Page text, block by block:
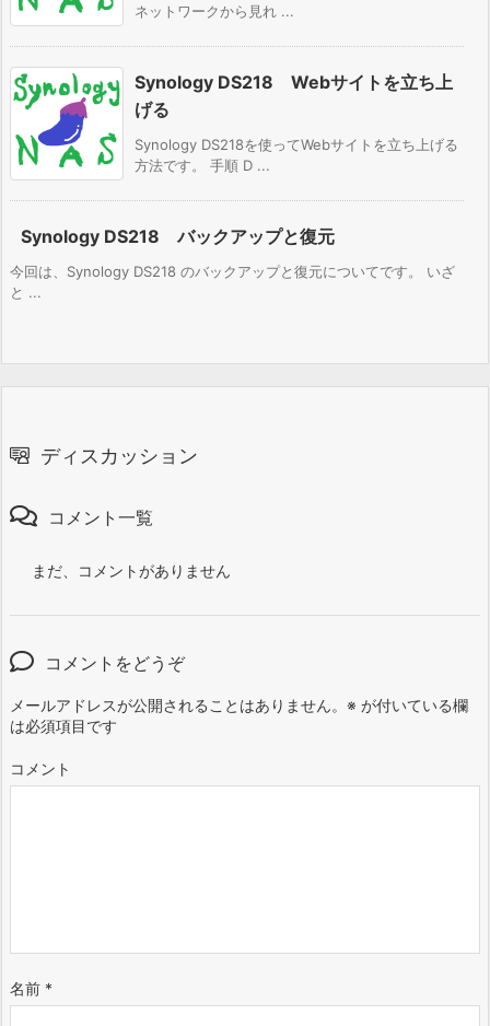
ネットワークから見れ ...
Synology DS218 Webサイトを立ち上
げる
Synology DS218を使ってWebサイトを立ち上げる
方法です。 手順 D ...
Synology DS218 バックアップと復元
今回は、Synology DS218 のバックアップと復元についてです。 いざ
と ...
ディスカッション
コメント一覧
まだ、コメントがありません
コメントをどうぞ
メールアドレスが公開されることはありません。 ※ が付いている欄
は必須項目です
コメント
名前 *